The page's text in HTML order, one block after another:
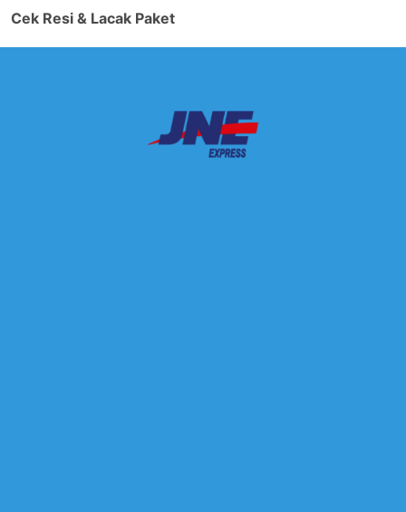
Cek Resi & Lacak Paket